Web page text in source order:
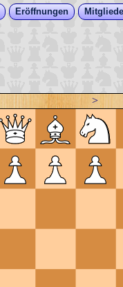
Eröffnungen
>